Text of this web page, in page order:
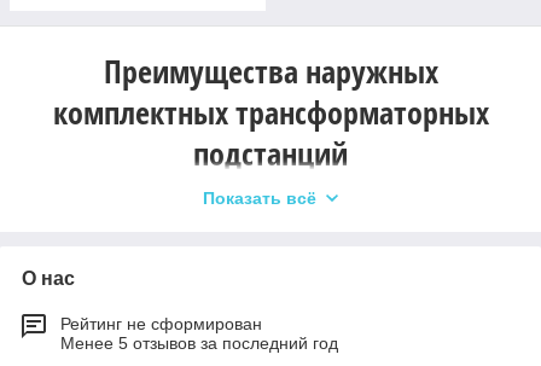
Преимущества наружных
комплектных трансформаторных
подстанций
Наружная эксплуатация
подстанции КТПН и 2КТПН разработаны для
Показать всё
О нас
Рейтинг не сформирован
Менее 5 отзывов за последний год